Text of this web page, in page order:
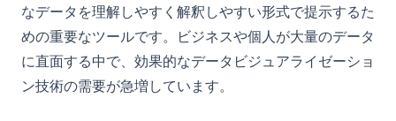
なデータを理解しやすく解釈しやすい形式で提示するた
めの重要なツールです。ビジネスや個人が大量のデータ
に直面する中で、効果的なデータビジュアライゼーショ
ン技術の需要が急増しています。